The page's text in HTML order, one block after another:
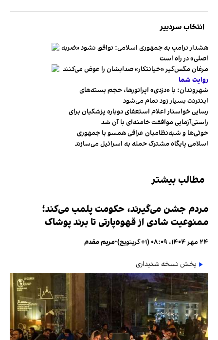
انتخاب سردبیر
هشدار ترامپ به جمهوری اسلامی: توافق نشود «ضربه
اصلی» در راه است
مرغان مگس‌گیر «خیانتکار» صدایشان را عوض می‌کنند
روایت شما
شهروندان:‌ با «دزدی» اپراتورها، حجم بسته‌های
اینترنت بسیار زود تمام می‌شود
رسایی خواستار اعلام استعفای دوباره پزشکیان برای
راستی‌آزمایی موافقت خامنه‌ای با آن شد
حوثی‌ها و شبه‌نظامیان عراقی همسو با جمهوری
اسلامی پایگاه مشترک حمله به اسرائیل می‌سازند
مطالب بیشتر
مردم جشن می‌گیرند، حکومت پلمب می‌کند؛
ممنوعیت شادی از قهوه‌پارتی تا برند پوشاک
۲۴ مهر ۱۴۰۴، ۰۸:۰۹ (‎+۱ گرینویچ) •مریم مقدم
پخش نسخه شنیداری